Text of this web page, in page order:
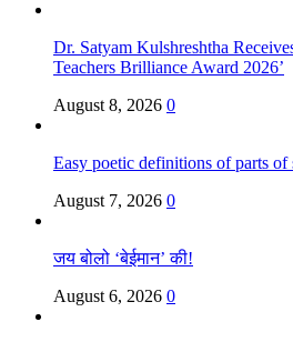
Dr. Satyam Kulshreshtha
Teachers Brilliance Award 2026’
August 8, 2026 0
Easy poetic definitions of parts of
August 7, 2026 0
जय बोलो ‘बेईमान’ की!
August 6, 2026 0